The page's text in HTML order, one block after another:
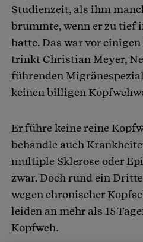
Studienzeit, als ihm
brummte, wenn er zu tief
hatte. Das war vor
trinkt Christian Meyer,
führenden
keinen billigen
Er führe keine reine
behandle auch
multiple Sklerose oder
zwar. Doch rund ein
wegen chronischer
leiden an mehr als 15
Kopfweh.